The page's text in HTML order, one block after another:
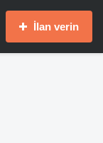
İlan verin